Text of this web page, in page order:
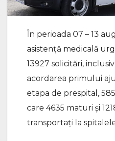
În perioada 07 – 13
asistență medicală
13927 solicitări,
acordarea primului
etapa de prespital,
care 4635 maturi și
transportați la